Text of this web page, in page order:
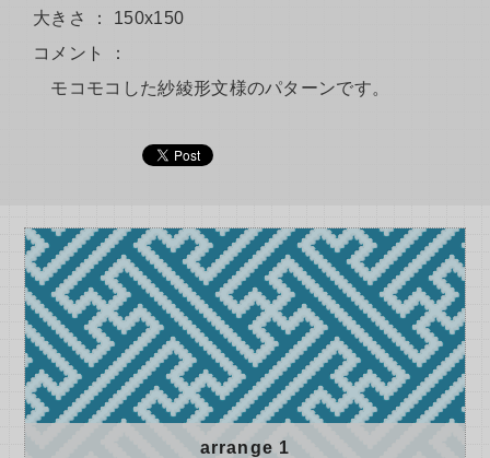
大きさ ： 150x150
コメント ：
モコモコした紗綾形文様のパターンです。
arrange 1